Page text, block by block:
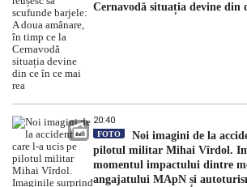
Cernavodă situația devine din
20:40
FOTO
Noi imagini de la
pilotul militar Mihai Vîrdol.
momentul impactului dintre
angajatului MApN și